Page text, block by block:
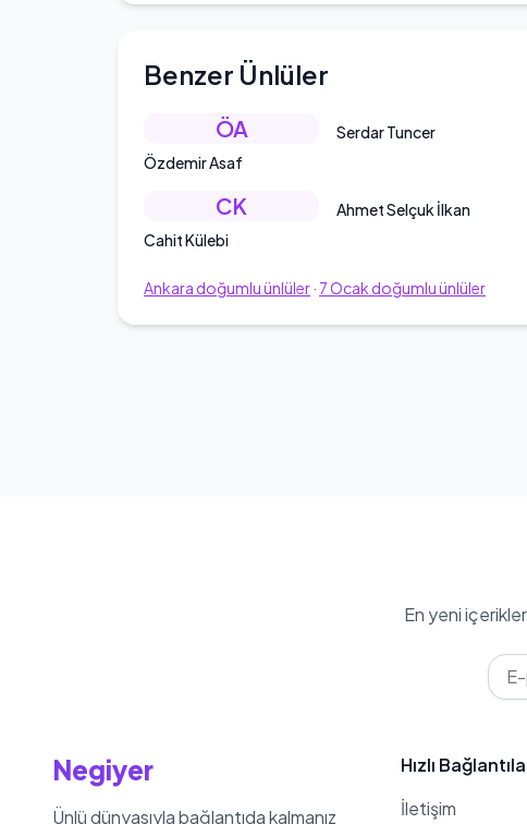
Benzer Ünlüler
ÖA
Özdemir Asaf
Serdar Tuncer
CK
Cahit Külebi
Ahmet Selçuk İlkan
Ankara doğumlu ünlüler· 7Ocak doğumlu ünlüler
En yeni
Negiyer
Ünlü dünyasıyla bağlantıda kalmanız
Hızlı
İletişim